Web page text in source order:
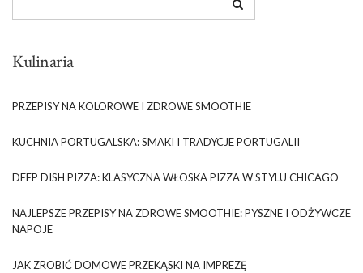
Kulinaria
PRZEPISY NA KOLOROWE I ZDROWE SMOOTHIE
KUCHNIA PORTUGALSKA: SMAKI I TRADYCJE PORTUGALII
DEEP DISH PIZZA: KLASYCZNA WŁOSKA PIZZA W STYLU CHICAGO
NAJLEPSZE PRZEPISY NA ZDROWE SMOOTHIE: PYSZNE I ODŻYWCZE
NAPOJE
JAK ZROBIĆ DOMOWE PRZEKĄSKI NA IMPREZĘ